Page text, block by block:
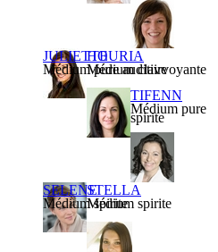
JULIETTE
Médium pure auditive
HOURIA
Médium clairvoyante
TIFENN
Médium pure
spirite
SELENE
Médium spirite
STELLA
Médium spirite